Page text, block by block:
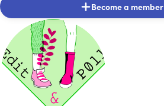
Become a member